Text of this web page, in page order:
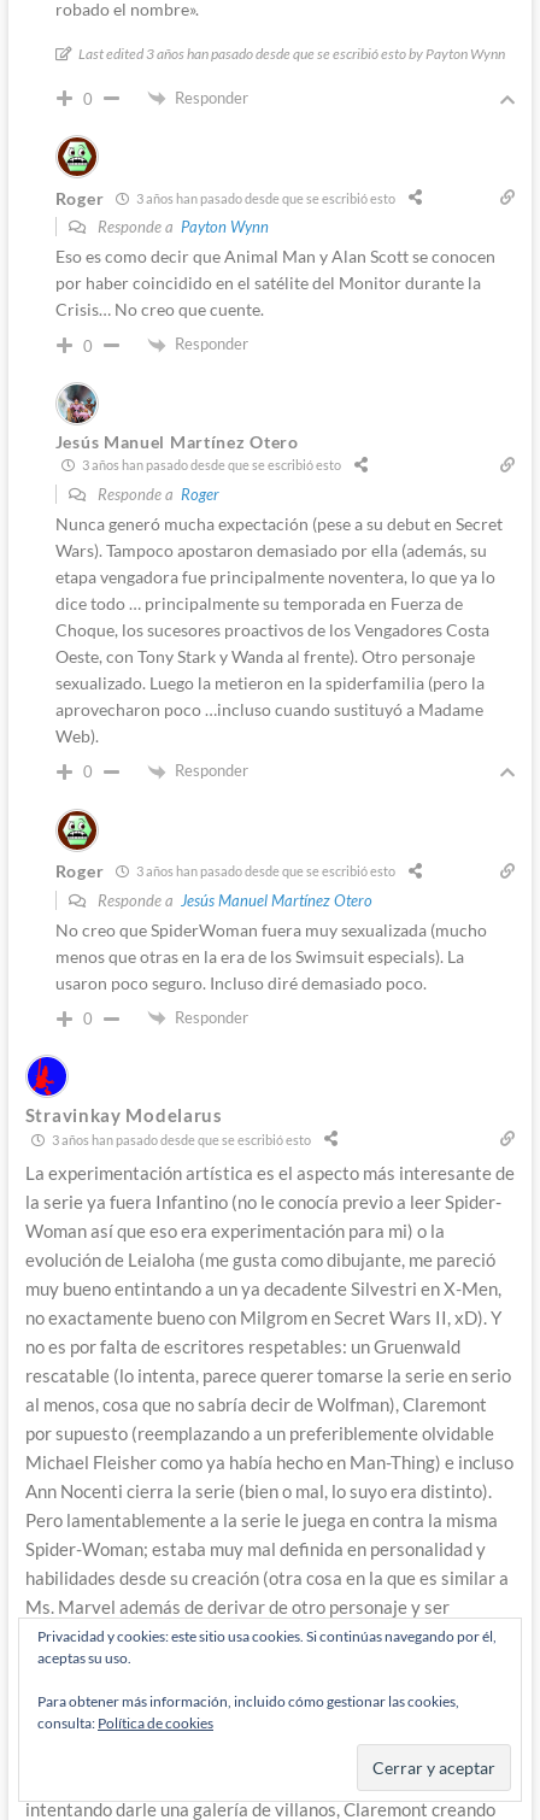
robado el nombre».
Last edited 3 años han pasado desde que se escribió esto by Payton Wynn
0 Responder
Roger 3 años han pasado desde que se escribió esto
Responde a Payton Wynn
Eso es como decir que Animal Man y Alan Scott se conocen
por haber coincidido en el satélite del Monitor durante la
Crisis… No creo que cuente.
0 Responder
Jesús Manuel Martínez Otero
3 años han pasado desde que se escribió esto
Responde a Roger
Nunca generó mucha expectación (pese a su debut en Secret
Wars). Tampoco apostaron demasiado por ella (además, su
etapa vengadora fue principalmente noventera, lo que ya lo
dice todo … principalmente su temporada en Fuerza de
Choque, los sucesores proactivos de los Vengadores Costa
Oeste, con Tony Stark y Wanda al frente). Otro personaje
sexualizado. Luego la metieron en la spiderfamilia (pero la
aprovecharon poco …incluso cuando sustituyó a Madame
Web).
0 Responder
Roger 3 años han pasado desde que se escribió esto
Responde a Jesús Manuel Martínez Otero
No creo que SpiderWoman fuera muy sexualizada (mucho
menos que otras en la era de los Swimsuit especials). La
usaron poco seguro. Incluso diré demasiado poco.
0 Responder
Stravinkay Modelarus
3 años han pasado desde que se escribió esto
La experimentación artística es el aspecto más interesante de
la serie ya fuera Infantino (no le conocía previo a leer Spider-
Woman así que eso era experimentación para mi) o la
evolución de Leialoha (me gusta como dibujante, me pareció
muy bueno entintando a un ya decadente Silvestri en X-Men,
no exactamente bueno con Milgrom en Secret Wars II, xD). Y
no es por falta de escritores respetables: un Gruenwald
rescatable (lo intenta, parece querer tomarse la serie en serio
al menos, cosa que no sabría decir de Wolfman), Claremont
por supuesto (reemplazando a un preferiblemente olvidable
Michael Fleisher como ya había hecho en Man-Thing) e incluso
Ann Nocenti cierra la serie (bien o mal, lo suyo era distinto).
Pero lamentablemente a la serie le juega en contra la misma
Spider-Woman; estaba muy mal definida en personalidad y
habilidades desde su creación (otra cosa en la que es similar a
Ms. Marvel además de derivar de otro personaje y ser
escritas/rescatadas por Claremont) lo que hace difícil darle un
enfoque a sus historias así como permitió que los autores
hasta se tomaran ciertas libertades en crear ese enfoque. Por
ejemplo los pasos de los tres ya mencionados parecen mas
prueba de sus habilidades como escritores que del potencial
(ya fuera Gruenwald
intentando darle una galería de villanos, Claremont creando
Privacidad y cookies: este sitio usa cookies. Si continúas navegando por él,
aceptas su uso.
Para obtener más información, incluido cómo gestionar las cookies,
consulta: Política de cookies